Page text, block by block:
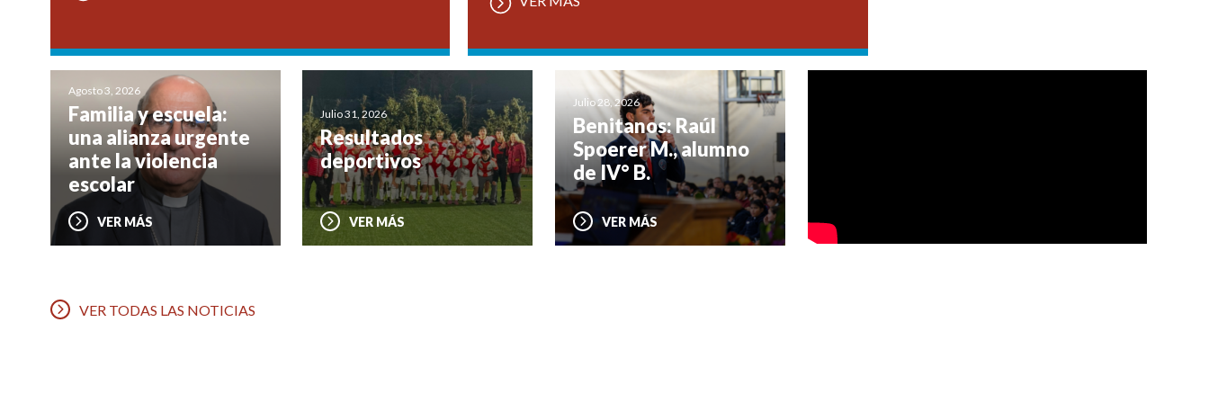
Agosto 3, 2026
Familia y escuela:
una alianza urgente
ante la violencia
escolar
VER MÁS
Julio 31, 2026
Resultados
deportivos
VER MÁS
Julio 28, 2026
Benitanos: Raúl
Spoerer M., alumno
de IV° B.
VER MÁS
VER TODAS LAS NOTICIAS